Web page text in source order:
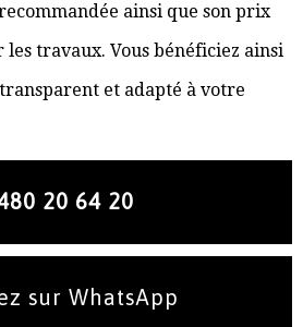
ainsi que son prix
les travaux. Vous bénéficiez ainsi
et adapté à votre
20 64 20
sur WhatsApp